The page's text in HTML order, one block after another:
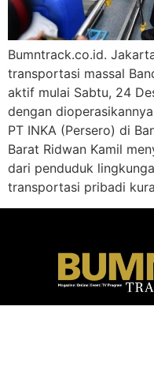
Bumntrack.co.id.
transportasi massal
aktif mulai Sabtu, 24
dengan
PT INKA (Persero) di
Barat Ridwan Kamil
dari penduduk
transportasi pribadi